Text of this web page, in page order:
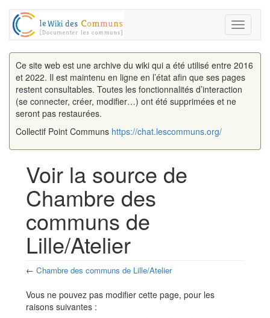
Toggle
Ce site web est une archive du wiki qui a été utilisé entre 2016
et 2022. Il est maintenu en ligne en l’état afin que ses pages
restent consultables. Toutes les fonctionnalités d’interaction
(se connecter, créer, modifier…) ont été supprimées et ne
seront pas restaurées.
Collectif Point Communs https://chat.lescommuns.org/
Voir la source de
Chambre des
communs de
Lille/Atelier
← Chambre des communs de Lille/Atelier
Vous ne pouvez pas modifier cette page, pour les
raisons suivantes :